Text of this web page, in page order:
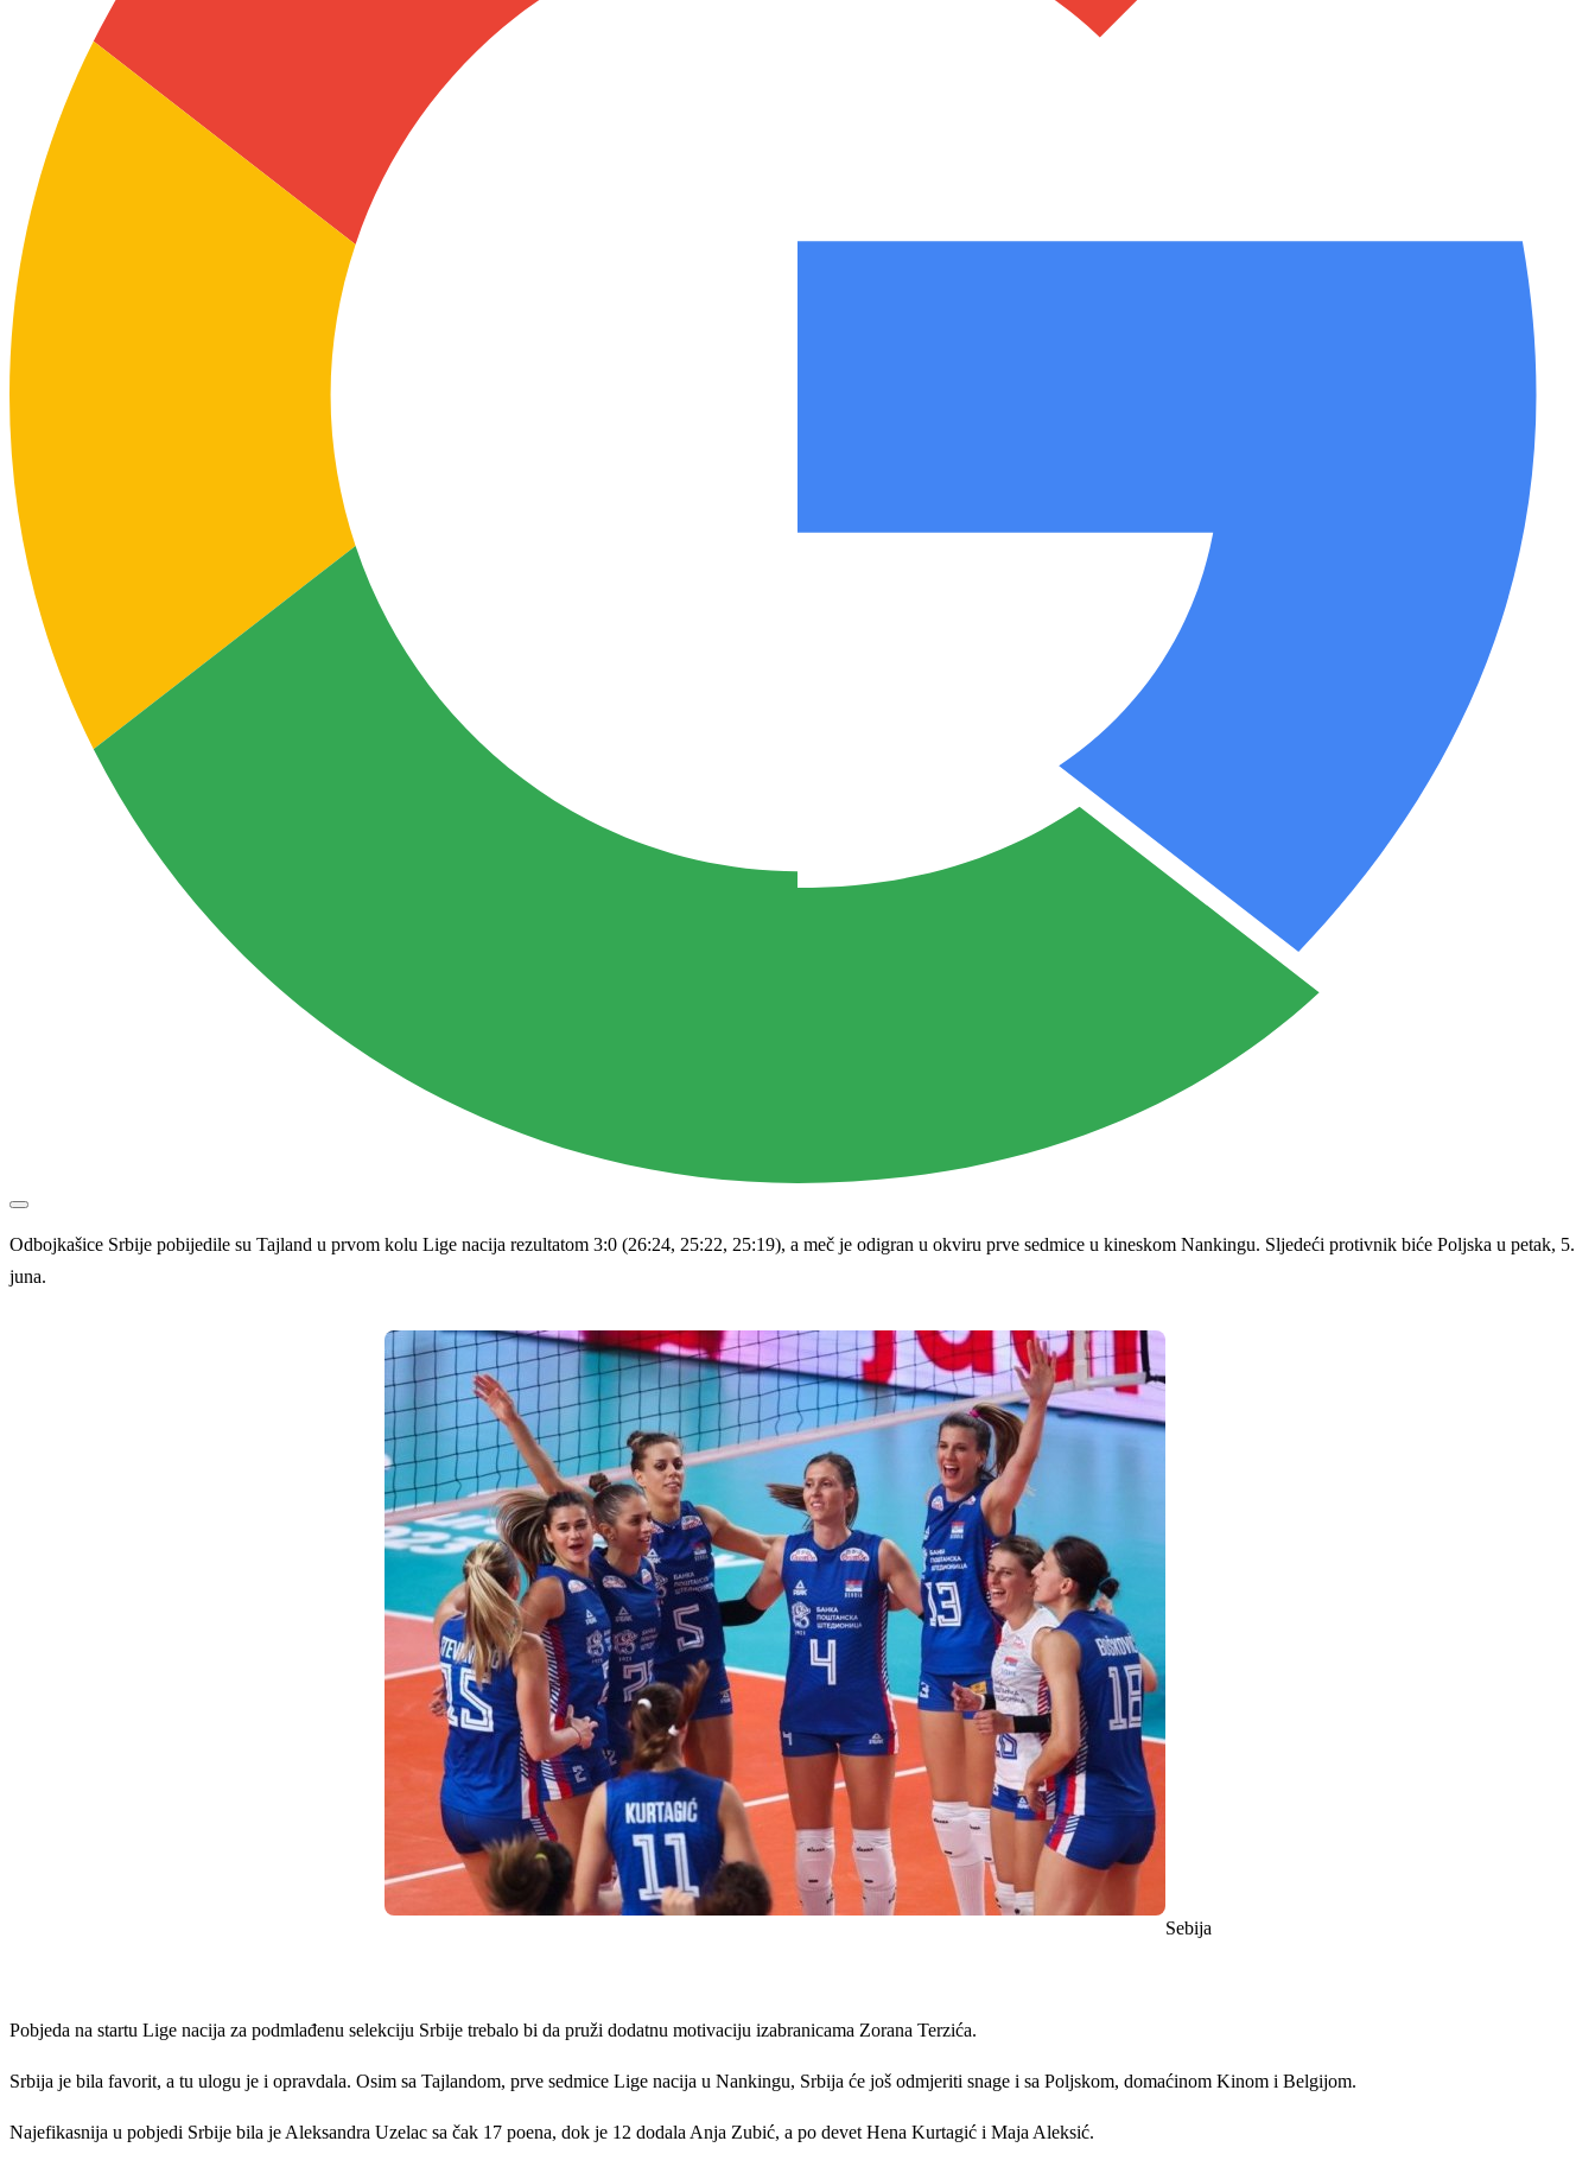
Odbojkašice Srbije pobijedile su Tajland u prvom kolu Lige nacija rezultatom 3:0 (26:24, 25:22, 25:19), a meč je odigran u okviru prve sedmice u kineskom Nankingu. Sljedeći protivnik biće Poljska u petak, 5.
juna.
Sebija
Pobjeda na startu Lige nacija za podmlađenu selekciju Srbije trebalo bi da pruži dodatnu motivaciju izabranicama Zorana Terzića.
Srbija je bila favorit, a tu ulogu je i opravdala. Osim sa Tajlandom, prve sedmice Lige nacija u Nankingu, Srbija će još odmjeriti snage i sa Poljskom, domaćinom Kinom i Belgijom.
Najefikasnija u pobjedi Srbije bila je Aleksandra Uzelac sa čak 17 poena, dok je 12 dodala Anja Zubić, a po devet Hena Kurtagić i Maja Aleksić.